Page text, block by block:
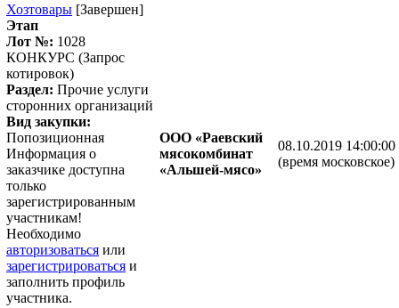
Хозтовары [Завершен]
Этап
Лот №: 1028
КОНКУРС (Запрос
котировок)
Раздел: Прочие услуги
сторонних организаций
Вид закупки:
Попозиционная
Информация о
заказчике доступна
только
зарегистрированным
участникам!
Необходимо
авторизоваться или
зарегистрироваться и
заполнить профиль
участника.
ООО «Раевский
мясокомбинат
«Альшей-мясо»
08.10.2019 14:00:00
(время московское)